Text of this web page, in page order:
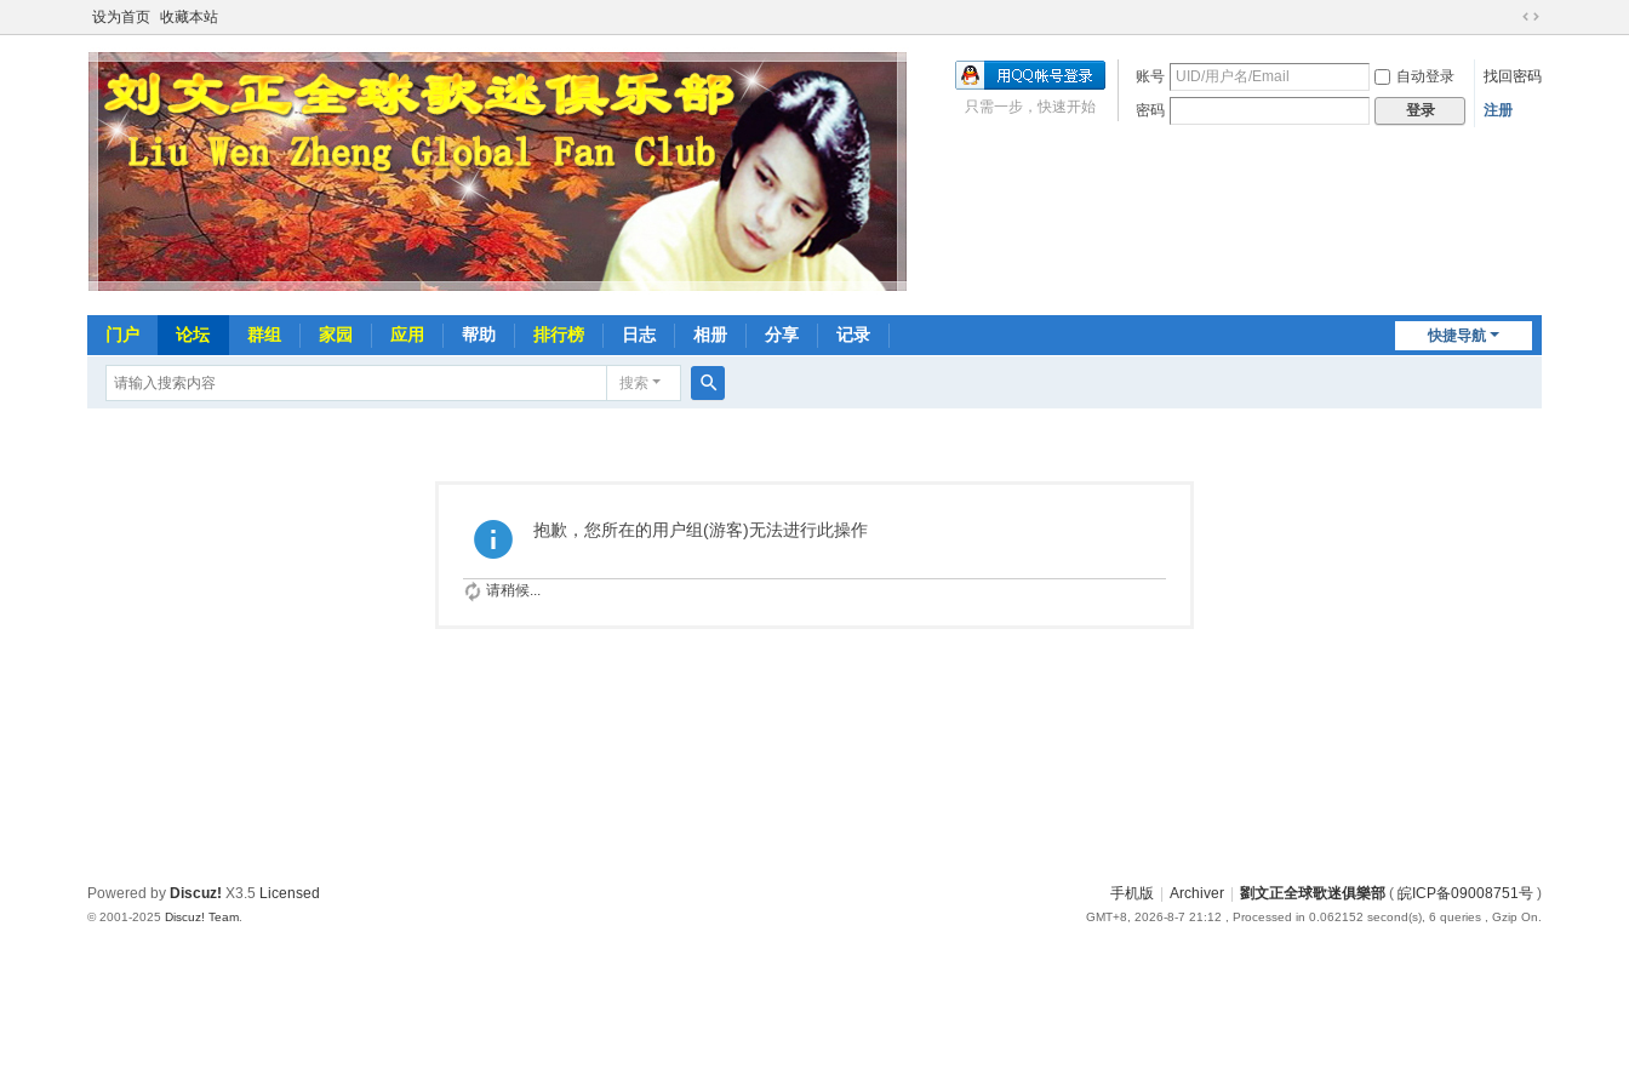
设为首页 收藏本站
切
到
账号 自动登录
找回密码
密码
登录 注册
只需一步，快速开始
快捷导航
门户 论坛 群组 家园 应用 帮助 排行榜 日志 相册 分享 记录
搜索
抱歉，您所在的用户组(游客)无法进行此操作
请稍候...
手机版 Archiver 劉文正全球歌迷俱樂部 ( 皖ICP备09008751号 )
GMT+8, 2026-8-7 21:12 , Processed in 0.062152 second(s), 6 queries , Gzip On.
Powered by Discuz! X3.5 Licensed
© 2001-2025 Discuz! Team